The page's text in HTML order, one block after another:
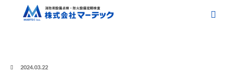
ブログ
愛知県稲沢市 消防設備点検/連結送水管耐圧試験/自家発電設備 疑
2024.03.22